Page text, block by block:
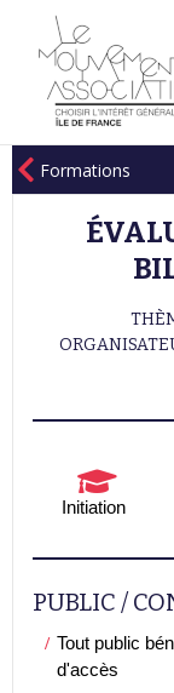
Formations
Initiation
PUBLIC /
Tout public
d'accès